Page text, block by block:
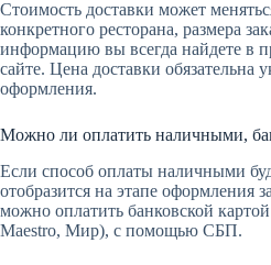
Стоимость доставки может
конкретного ресторана, размера
информацию вы всегда найдете в
сайте. Цена доставки обязательна
оформления.
Можно ли оплатить наличными,
Если способ оплаты наличными
отобразится на этапе оформления
можно оплатить банковской
Maestro, Мир), с помощью СБП.